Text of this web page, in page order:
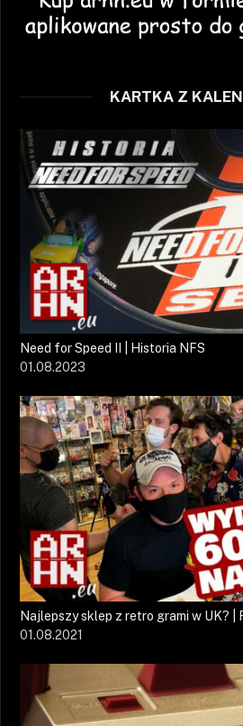
KARTKA Z
Need for Speed II | Historia NFS
01.08.2023
Najlepszy sklep z retro grami w UK? |
01.08.2021